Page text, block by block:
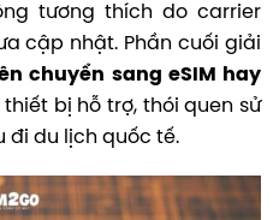
tương thích do carrier
cập nhật. Phần cuối giải
chuyển sang eSIM hay
bị hỗ trợ, thói quen sử
đi du lịch quốc tế.